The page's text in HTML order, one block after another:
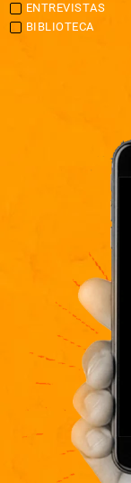
ENTREVISTAS
BIBLIOTECA